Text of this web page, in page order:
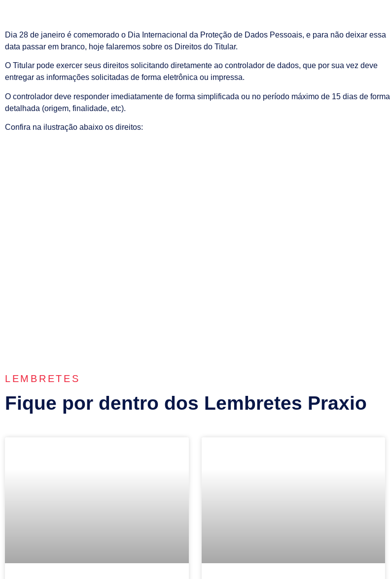
Dia 28 de janeiro é comemorado o Dia Internacional da Proteção de Dados Pessoais, e para não deixar essa
data passar em branco, hoje falaremos sobre os Direitos do Titular.
O Titular pode exercer seus direitos solicitando diretamente ao controlador de dados, que por sua vez deve
entregar as informações solicitadas de forma eletrônica ou impressa.
O controlador deve responder imediatamente de forma simplificada ou no período máximo de 15 dias de forma
detalhada (origem, finalidade, etc).
Confira na ilustração abaixo os direitos:
LEMBRETES
Fique por dentro dos Lembretes Praxio